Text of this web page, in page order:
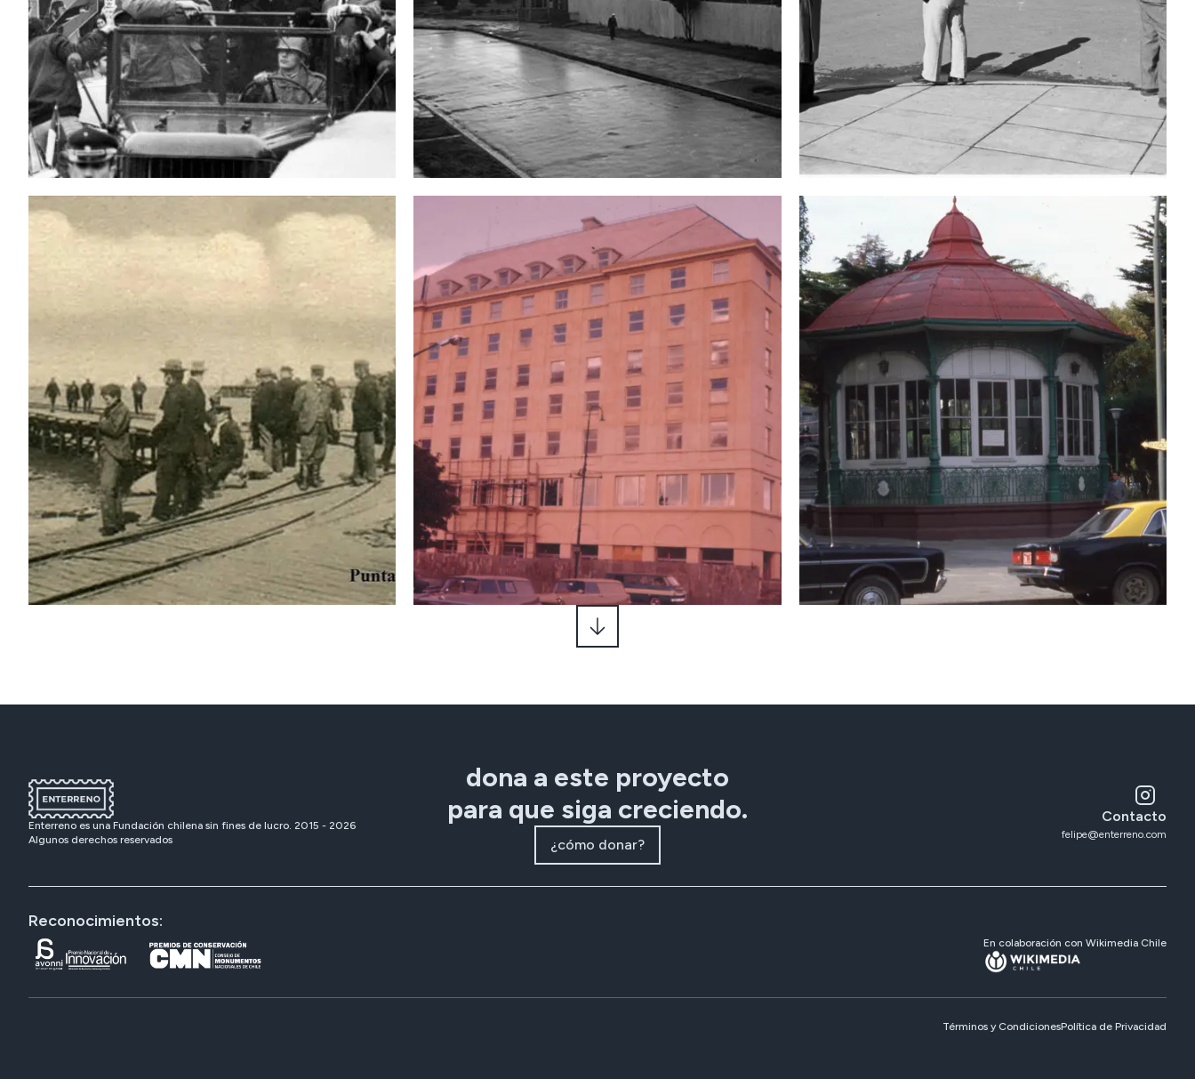
Enterreno es una Fundación chilena sin fines de lucro. 2015 - 2026
Algunos derechos reservados
dona a este proyecto
para que siga creciendo.
¿cómo donar?
Contacto
felipe@enterreno.com
Reconocimientos:
En colaboración con Wikimedia Chile
Términos y CondicionesPolítica de Privacidad